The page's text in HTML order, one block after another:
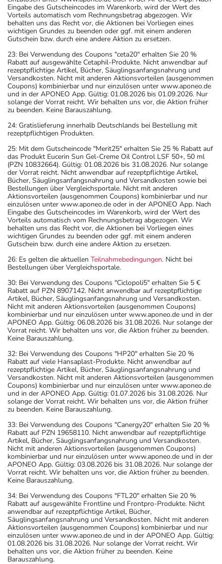
Eingabe des Gutscheincodes im Warenkorb, wird der Wert des
Vorteils automatisch vom Rechnungsbetrag abgezogen. Wir
behalten uns das Recht vor, die Aktionen bei Vorliegen eines
wichtigen Grundes zu beenden oder ggf. mit einem anderen
Gutschein bzw. durch eine andere Aktion zu ersetzen.
23: Bei Verwendung des Coupons "ceta20" erhalten Sie 20 %
Rabatt auf ausgewählte Cetaphil-Produkte. Nicht anwendbar auf
rezeptpflichtige Artikel, Bücher, Säuglingsanfangsnahrung und
Versandkosten. Nicht mit anderen Aktionsvorteilen (ausgenommen
Coupons) kombinierbar und nur einzulösen unter www.aponeo.de
und in der APONEO App. Gültig: 01.08.2026 bis 01.09.2026. Nur
solange der Vorrat reicht. Wir behalten uns vor, die Aktion früher
zu beenden. Keine Barauszahlung.
24: Gratislieferung innerhalb Deutschlands bei Bestellung mit
rezeptpflichtigen Produkten.
25: Mit dem Gutscheincode "Merit25" erhalten Sie 25 % Rabatt auf
das Produkt Eucerin Sun Gel-Creme Oil Control LSF 50+, 50 ml
(PZN 10832664). Gültig: 01.08.2026 bis 31.08.2026. Nur solange
der Vorrat reicht. Nicht anwendbar auf rezeptpflichtige Artikel,
Bücher, Säuglingsanfangsnahrung und Versandkosten sowie bei
Bestellungen über Vergleichsportale. Nicht mit anderen
Aktionsvorteilen (ausgenommen Coupons) kombinierbar und nur
einzulösen unter www.aponeo.de oder in der APONEO App. Nach
Eingabe des Gutscheincodes im Warenkorb, wird der Wert des
Vorteils automatisch vom Rechnungsbetrag abgezogen. Wir
behalten uns das Recht vor, die Aktionen bei Vorliegen eines
wichtigen Grundes zu beenden oder ggf. mit einem anderen
Gutschein bzw. durch eine andere Aktion zu ersetzen.
26: Es gelten die aktuellen Teilnahmebedingungen. Nicht bei
Bestellungen über Vergleichsportale.
30: Bei Verwendung des Coupons "Ciclopoli5" erhalten Sie 5 €
Rabatt auf PZN 8907142. Nicht anwendbar auf rezeptpflichtige
Artikel, Bücher, Säuglingsanfangsnahrung und Versandkosten.
Nicht mit anderen Aktionsvorteilen (ausgenommen Coupons)
kombinierbar und nur einzulösen unter www.aponeo.de und in der
APONEO App. Gültig: 06.08.2026 bis 31.08.2026. Nur solange der
Vorrat reicht. Wir behalten uns vor, die Aktion früher zu beenden.
Keine Barauszahlung.
32: Bei Verwendung des Coupons "HP20" erhalten Sie 20 %
Rabatt auf viele Hansaplast-Produkte. Nicht anwendbar auf
rezeptpflichtige Artikel, Bücher, Säuglingsanfangsnahrung und
Versandkosten. Nicht mit anderen Aktionsvorteilen (ausgenommen
Coupons) kombinierbar und nur einzulösen unter www.aponeo.de
und in der APONEO App. Gültig: 01.07.2026 bis 31.08.2026. Nur
solange der Vorrat reicht. Wir behalten uns vor, die Aktion früher
zu beenden. Keine Barauszahlung.
33: Bei Verwendung des Coupons "Canergy20" erhalten Sie 20 %
Rabatt auf PZN 19658110. Nicht anwendbar auf rezeptpflichtige
Artikel, Bücher, Säuglingsanfangsnahrung und Versandkosten.
Nicht mit anderen Aktionsvorteilen (ausgenommen Coupons)
kombinierbar und nur einzulösen unter www.aponeo.de und in der
APONEO App. Gültig: 03.08.2026 bis 31.08.2026. Nur solange der
Vorrat reicht. Wir behalten uns vor, die Aktion früher zu beenden.
Keine Barauszahlung.
34: Bei Verwendung des Coupons "FTL20" erhalten Sie 20 %
Rabatt auf ausgewählte Frontline und Frontpro-Produkte. Nicht
anwendbar auf rezeptpflichtige Artikel, Bücher,
Säuglingsanfangsnahrung und Versandkosten. Nicht mit anderen
Aktionsvorteilen (ausgenommen Coupons) kombinierbar und nur
einzulösen unter www.aponeo.de und in der APONEO App. Gültig:
01.08.2026 bis 31.08.2026. Nur solange der Vorrat reicht. Wir
behalten uns vor, die Aktion früher zu beenden. Keine
Barauszahlung.